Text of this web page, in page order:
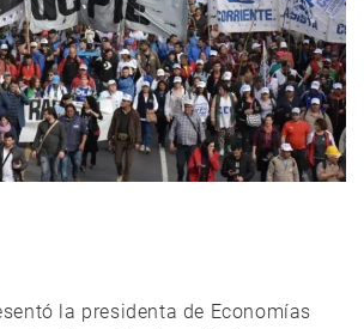
la presidenta de Economías